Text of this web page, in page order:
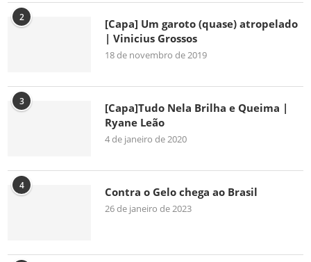
2
[Capa] Um garoto (quase) atropelado
| Vinicius Grossos
18 de novembro de 2019
3
[Capa]Tudo Nela Brilha e Queima |
Ryane Leão
4 de janeiro de 2020
4 Contra o Gelo chega ao Brasil
26 de janeiro de 2023